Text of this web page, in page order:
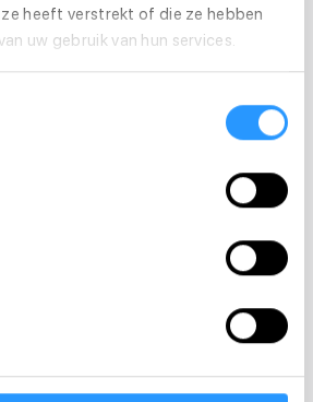
heeft verstrekt of die ze hebben
uw gebruik van hun services.
je